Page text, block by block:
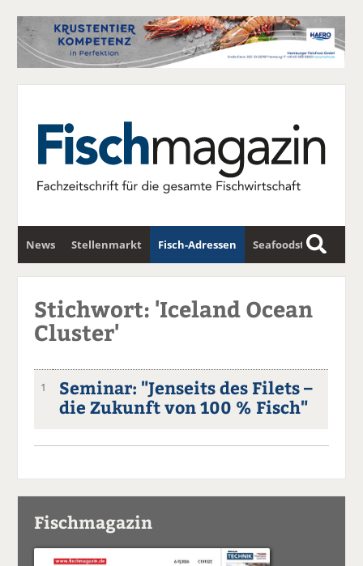
News Stellenmarkt Fisch-Adressen Seafoodstar
Fischwirtschafts-Gipfel Newsletter
S
u
h
Stichwort: 'Iceland Ocean
Cluster'
1
Seminar: "Jenseits des Filets –
die Zukunft von 100 % Fisch"
Fischmagazin